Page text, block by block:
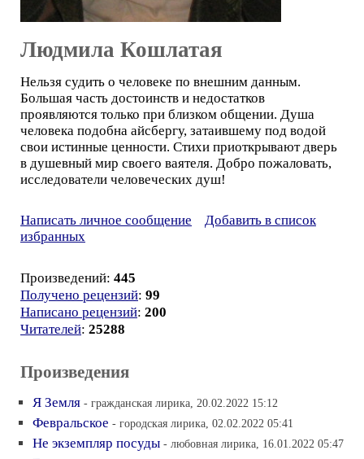
Людмила Кошлатая
Нельзя судить о человеке по внешним данным.
Большая часть достоинств и недостатков
проявляются только при близком общении. Душа
человека подобна айсбергу, затаившему под водой
свои истинные ценности. Стихи приоткрывают дверь
в душевный мир своего ваятеля. Добро пожаловать,
исследователи человеческих душ!
Написать личное сообщение
Добавить в список
избранных
Произведений: 445
Получено рецензий: 99
Написано рецензий: 200
Читателей: 25288
Произведения
Я Земля - гражданская лирика, 20.02.2022 15:12
Февральское - городская лирика, 02.02.2022 05:41
Не экземпляр посуды - любовная лирика, 16.01.2022 05:47